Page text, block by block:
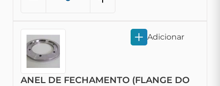
ANEL DE FECHAMENTO (FLANGE DO
Adicionar